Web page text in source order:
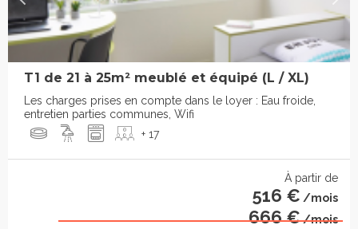
T1 de 21 à 25m² meublé et équipé (L / XL)
Les charges prises en compte dans le loyer : Eau froide,
entretien parties communes, Wifi
+ 17
À partir de
516 € /mois
666 €/mois